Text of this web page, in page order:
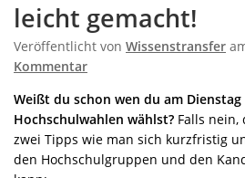
leicht gemacht!
Veröffentlicht von Wissenstransfer
Kommentar
Weißt du schon wen du am Dienstag
Hochschulwahlen wählst? Falls nein,
zwei Tipps wie man sich kurzfristig
den Hochschulgruppen und den